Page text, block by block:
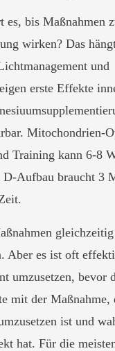
es, bis Maßnahmen
wirken? Das
und
erste Effekte
Mitochondrien-
Training kann 6-8
Aufbau braucht 3
gleichzeitig
Aber es ist oft
umzusetzen, bevor
mit der
ist und
hat. Für die